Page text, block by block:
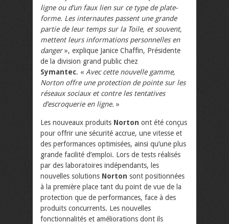
ligne ou d’un faux lien sur ce type de plate-
forme. Les internautes passent une grande
partie de leur temps sur la Toile, et souvent,
mettent leurs informations personnelles en
danger», explique Janice Chaffin, Présidente
de la division grand public chez
Symantec. « Avec cette nouvelle gamme,
Norton offre une protection de pointe sur les
réseaux sociaux et contre les tentatives
d’escroquerie en ligne. »
Les nouveaux produits Norton ont été conçus
pour offrir une sécurité accrue, une vitesse et
des performances optimisées, ainsi qu’une plus
grande facilité d’emploi. Lors de tests réalisés
par des laboratoires indépendants, les
nouvelles solutions Norton sont positionnées
à la première place tant du point de vue de la
protection que de performances, face à des
produits concurrents. Les nouvelles
fonctionnalités et améliorations dont ils